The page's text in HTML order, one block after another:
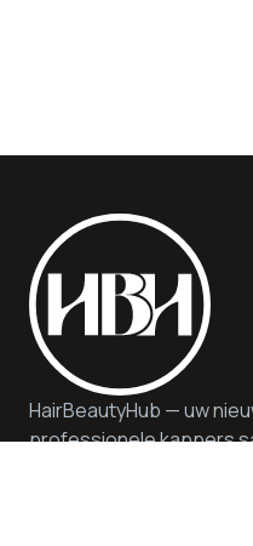
HairBeautyHub — uw
professionele kappers